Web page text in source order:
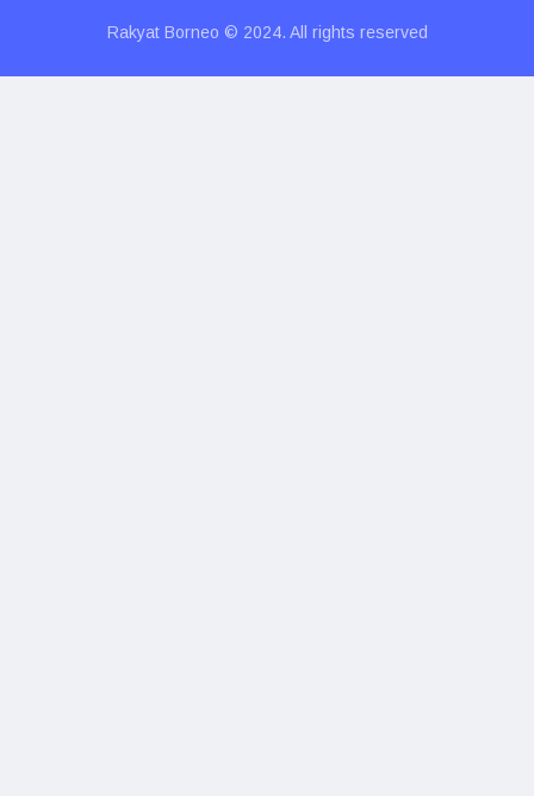
Rakyat Borneo © 2024. All rights reserved